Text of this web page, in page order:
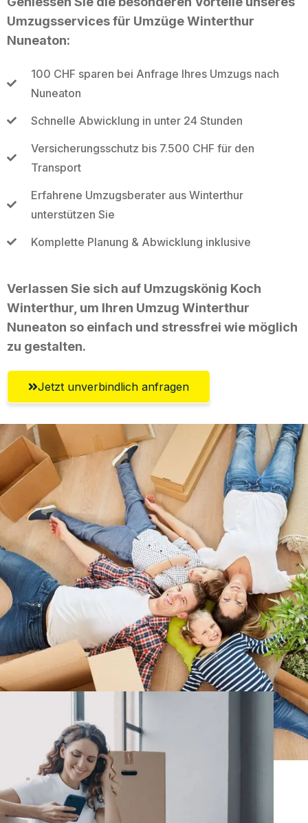
Umzugsservices für Umzüge Winterthur
Nuneaton:
100 CHF sparen bei Anfrage Ihres Umzugs nach
Nuneaton
Schnelle Abwicklung in unter 24 Stunden
Versicherungsschutz bis 7.500 CHF für den
Transport
Erfahrene Umzugsberater aus Winterthur
unterstützen Sie
Komplette Planung & Abwicklung inklusive
Verlassen Sie sich auf Umzugskönig Koch
Winterthur, um Ihren Umzug Winterthur
Nuneaton so einfach und stressfrei wie möglich
zu gestalten.
Jetzt unverbindlich anfragen